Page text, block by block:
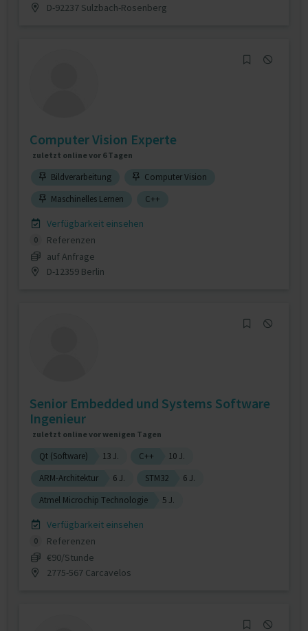
D-92237 Sulzbach-Rosenberg
Computer Vision Experte
zuletzt online vor 6 Tagen
Bildverarbeitung
Computer Vision
Maschinelles Lernen
C++
Verfügbarkeit einsehen
0
Referenzen
auf Anfrage
D-12359 Berlin
Senior Embedded und Systems Software
Ingenieur
zuletzt online vor wenigen Tagen
Qt (Software) 13 J. C++
10 J.
ARM-Architektur
6 J. STM32
6 J.
Atmel Microchip Technologie
5 J.
Verfügbarkeit einsehen
0
Referenzen
€90/Stunde
2775-567 Carcavelos